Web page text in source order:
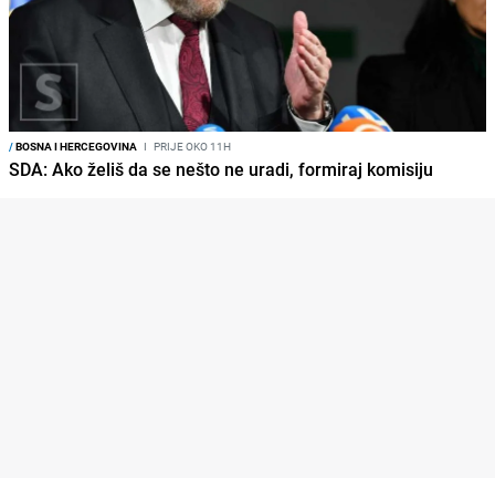
/BOSNA I HERCEGOVINA I PRIJE OKO 11H
SDA: Ako želiš da se nešto ne uradi, formiraj komisiju